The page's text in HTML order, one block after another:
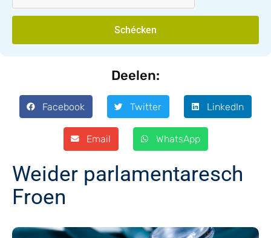
Schécken
Deelen:
Facebook Twitter LinkedIn
Email WhatsApp
Weider parlamentaresch
Froen